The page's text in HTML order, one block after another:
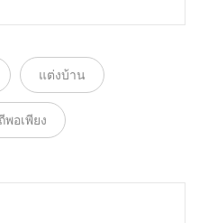
แต่งบ้าน
พอเพียง